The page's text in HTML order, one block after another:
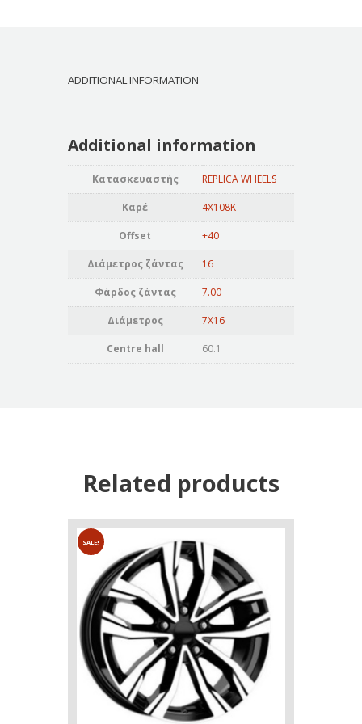
ADDITIONAL INFORMATION
Additional information
Κατασκευαστής REPLICA WHEELS
Καρέ 4X108K
Offset +40
Διάμετρος ζάντας 16
Φάρδος ζάντας 7.00
Διάμετρος 7X16
Centre hall 60.1
Related products
SALE!